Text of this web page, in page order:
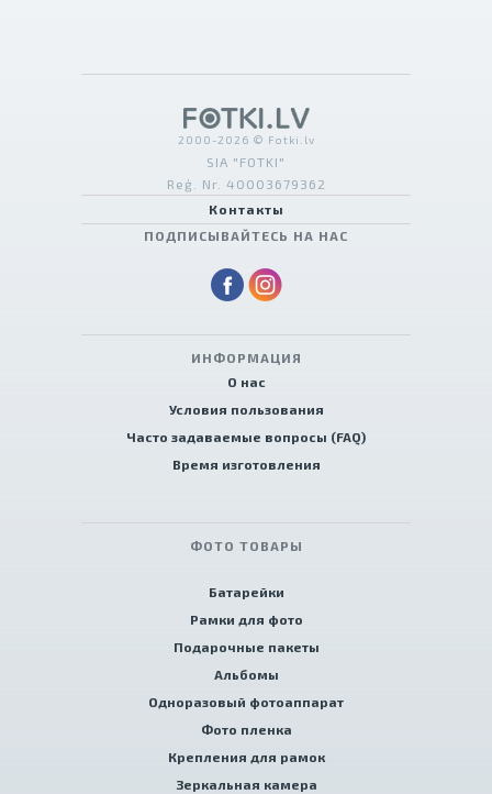
2000-2026 © Fotki.lv
SIA "FOTKI"
Reģ. Nr. 40003679362
Контакты
ПОДПИСЫВАЙТЕСЬ НА НАС
ИНФОРМАЦИЯ
О нас
Условия пользования
Часто задаваемые вопросы (FAQ)
Время изготовления
ФОТО ТОВАРЫ
Батарейки
Рамки для фото
Подарочные пакеты
Альбомы
Одноразовый фотоаппарат
Фото пленка
Крепления для рамок
Зеркальная камера